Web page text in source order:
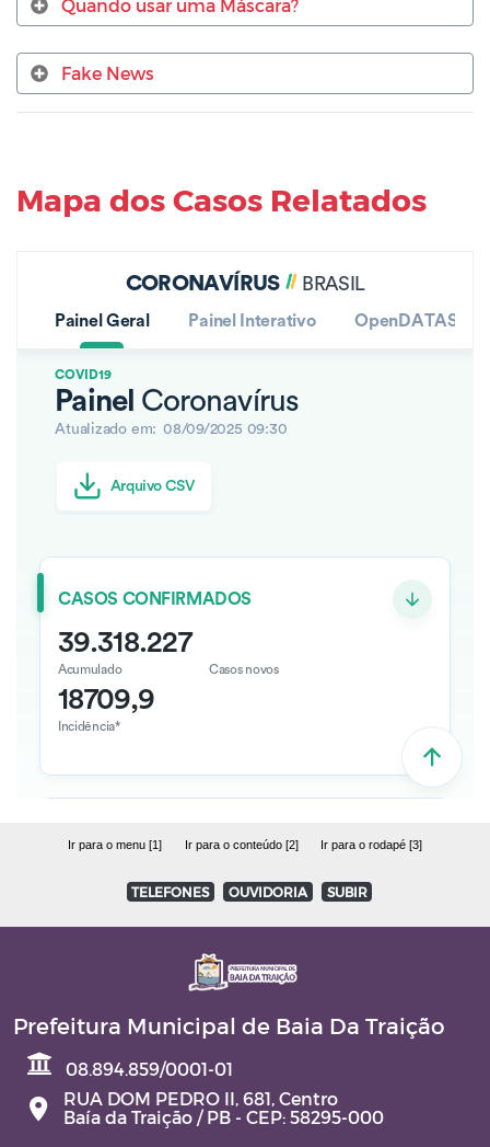
Quando usar uma Máscara?
Fake News
Mapa dos Casos Relatados
Ir para o menu [1] Ir para o conteúdo [2] Ir para o rodapé [3]
TELEFONES OUVIDORIA SUBIR
Prefeitura Municipal de Baia Da Traição
08.894.859/0001-01
RUA DOM PEDRO II, 681, Centro
Baía da Traição / PB - CEP: 58295-000